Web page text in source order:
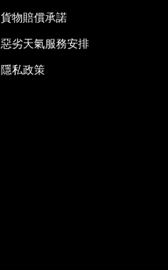
貨物賠償承諾
惡劣天氣服務安排
隱私政策